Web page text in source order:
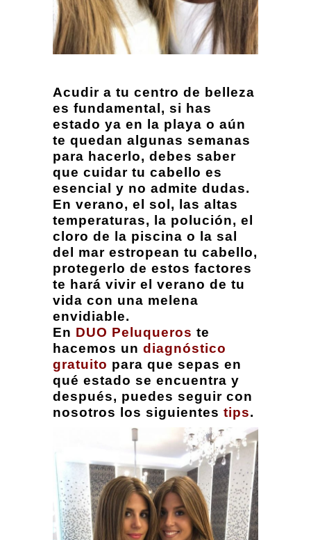
Acudir a tu centro de belleza
es fundamental, si has
estado ya en la playa o aún
te quedan algunas semanas
para hacerlo, debes saber
que cuidar tu cabello es
esencial y no admite dudas.
En verano, el sol, las altas
temperaturas, la polución, el
cloro de la piscina o la sal
del mar estropean tu cabello,
protegerlo de estos factores
te hará vivir el verano de tu
vida con una melena
envidiable.
En DUO Peluqueros te
hacemos un diagnóstico
gratuito para que sepas en
qué estado se encuentra y
después, puedes seguir con
nosotros los siguientes tips.